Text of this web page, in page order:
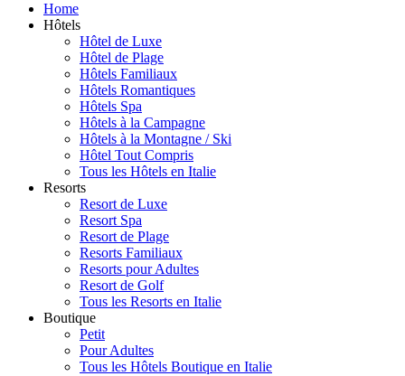
Home
Hôtels
Hôtel de Luxe
Hôtel de Plage
Hôtels Familiaux
Hôtels Romantiques
Hôtels Spa
Hôtels à la Campagne
Hôtels à la Montagne / Ski
Hôtel Tout Compris
Tous les Hôtels en Italie
Resorts
Resort de Luxe
Resort Spa
Resort de Plage
Resorts Familiaux
Resorts pour Adultes
Resort de Golf
Tous les Resorts en Italie
Boutique
Petit
Pour Adultes
Tous les Hôtels Boutique en Italie